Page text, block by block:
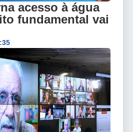
acesso à água
fundamental vai